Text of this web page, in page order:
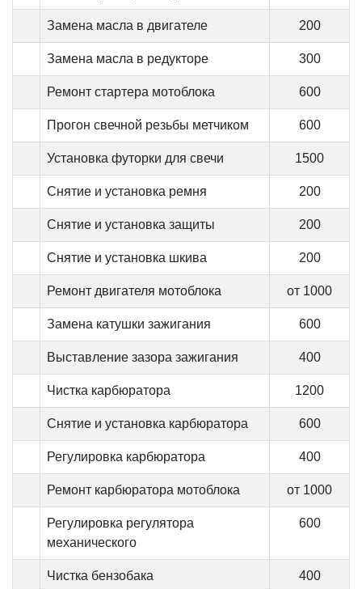
Замена масла в двигателе 200
Замена масла в редукторе 300
Ремонт стартера мотоблока 600
Прогон свечной резьбы метчиком 600
Установка футорки для свечи 1500
Снятие и установка ремня 200
Снятие и установка защиты 200
Снятие и установка шкива 200
Ремонт двигателя мотоблока от 1000
Замена катушки зажигания 600
Выставление зазора зажигания 400
Чистка карбюратора 1200
Снятие и установка карбюратора 600
Регулировка карбюратора 400
Ремонт карбюратора мотоблока от 1000
Регулировка регулятора
механического
600
Чистка бензобака 400